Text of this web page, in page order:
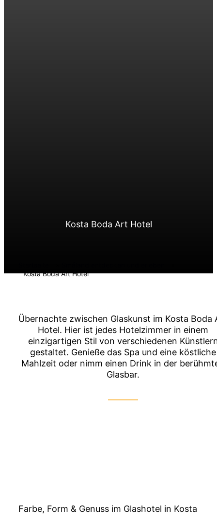
Kosta Boda Art Hotel
Kosta Boda Art Hotel
Übernachte zwischen Glaskunst im Kosta Boda
Hotel. Hier ist jedes Hotelzimmer in einem
einzigartigen Stil von verschiedenen
gestaltet. Genieße das Spa und eine köstliche
Mahlzeit oder nimm einen Drink in der
Glasbar.
Farbe, Form & Genuss im Glashotel in Kosta